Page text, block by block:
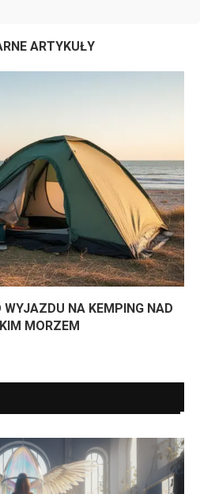
ARTYKUŁY
WYJAZDU NA KEMPING NAD
MORZEM